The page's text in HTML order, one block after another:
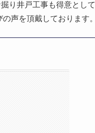
り井戸工事も得意として
声を頂戴しております。